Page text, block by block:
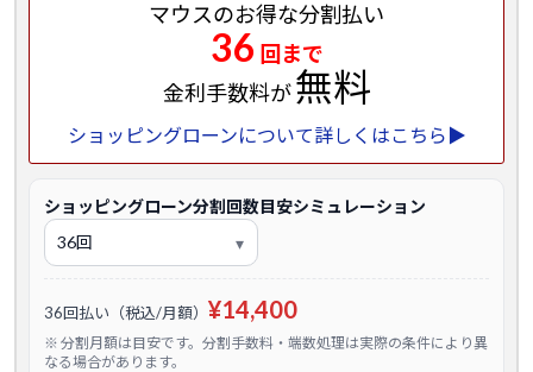
マウスのお得な分割払い
36 回まで
金利手数料が無料
ショッピングローンについて詳しくはこちら▶
ショッピングローン分割回数目安シミュレーション
36回払い（税込/月額） ¥14,400
※ 分割月額は目安です。分割手数料・端数処理は実際の条件により異
なる場合があります。